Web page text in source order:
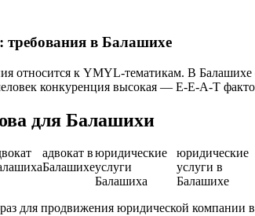
в Балашихе
относится к YMYL-тематикам. В
конкуренция высокая — E-E-A-T
для Балашихи
адвокат в
Балашихе
юридические
услуги
Балашиха
юридические
услуги в
Балашихе
для продвижения юридической компании